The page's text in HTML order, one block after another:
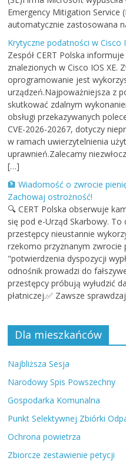
Emergency Mitigation Service
automatycznie zastosowana
Krytyczne podatności w Cisco
Zespół CERT Polska
znalezionych w Cisco IOS XE.
oprogramowanie jest
urządzeń.Najpoważniejsza z
skutkować zdalnym
obsługi przekazywanych
CVE-2026-20267, dotyczy
w ramach uwierzytelnienia
uprawnień.Zalecamy
[…]
🏦 Wiadomość o zwrocie
Zachowaj ostrożność!
🔍 CERT Polska obserwuje
się pod e-Urząd Skarbowy.
przestępcy nieustannie
rzekomo przyznanym zwrocie
"potwierdzenia dyspozycji
odnośnik prowadzi do
przestępcy próbują wyłudzić
płatniczej.✅ Zawsze
Dla mieszkańców
Najbliższa Sesja
Narodowy Spis Powszechny
Gospodarka Komunalna
Punkt Selektywnej Zbiórki
Ochrona powietrza
Zbiorcze zestawienie petycji